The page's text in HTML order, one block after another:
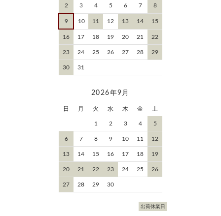
2 3 4 5 6 7 8
9 10 11 12 13 14 15
16 17 18 19 20 21 22
23 24 25 26 27 28 29
30 31
2026年9月
日 月 火 水 木 金 土
1 2 3 4 5
6 7 8 9 10 11 12
13 14 15 16 17 18 19
20 21 22 23 24 25 26
27 28 29 30
出荷休業日